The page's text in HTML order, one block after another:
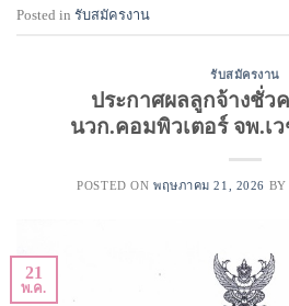
Posted in รับสมัครงาน
รับสมัครงาน
ประกาศผลลูกจ้างชั่ว
นวก.คอมพิวเตอร์ จพ.เ
POSTED ON พฤษภาคม 21, 2026
21
พ.ค.